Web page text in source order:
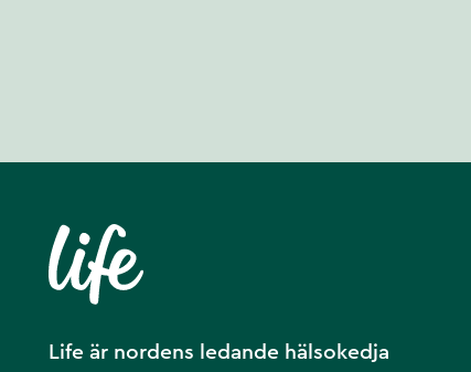
Life är nordens ledande hälsokedja